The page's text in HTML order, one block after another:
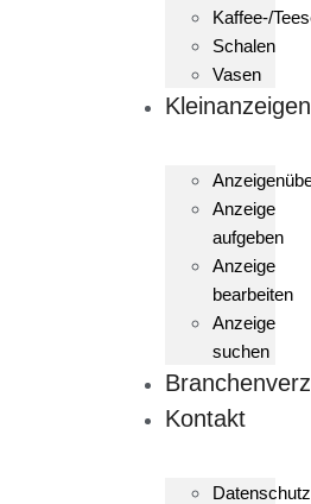
Kaffee-/
Schalen
Vasen
Kleinanzeigen
Anzeige
aufgeben
Anzeige
bearbeiten
Anzeige
suchen
Kontakt